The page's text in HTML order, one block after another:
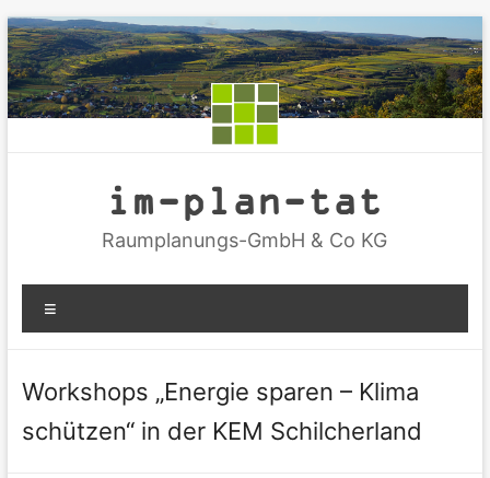
Zum
Inhalt
springen
im-plan-tat
Raumplanungs-GmbH & Co KG
Workshops „Energie sparen – Klima
schützen“ in der KEM Schilcherland